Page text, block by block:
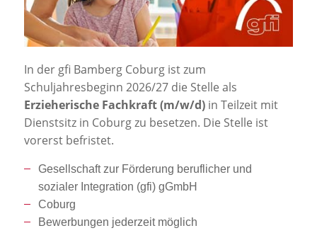
Jobportal
Presse und Medien
bbw e. V.
Karriere
Presse
News Archiv
In der gfi Bamberg Coburg ist zum
Schuljahresbeginn 2026/27 die Stelle als
Erzieherische Fachkraft (m/w/d)in Teilzeit mit
Dienstsitz in Coburg zu besetzen. Die Stelle ist
vorerst befristet.
Gesellschaft zur Förderung beruflicher und
sozialer Integration (gfi) gGmbH
Coburg
Bewerbungen jederzeit möglich